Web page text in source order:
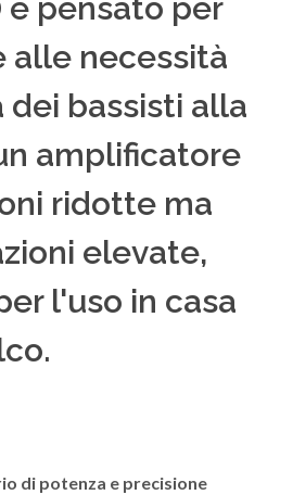
è pensato per
alle necessità
bassisti alla
amplificatore
ridotte ma
elevate,
l'uso in casa
di potenza e precisione